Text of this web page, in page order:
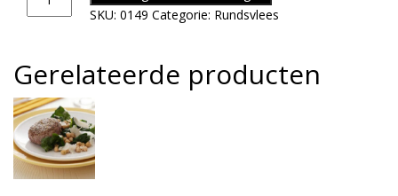
SKU: 0149 Categorie: Rundsvlees
Gerelateerde producten